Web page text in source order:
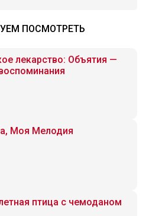
ПОСМОТРЕТЬ
лекарство: Объятия —
Моя Мелодия
птица с чемоданом